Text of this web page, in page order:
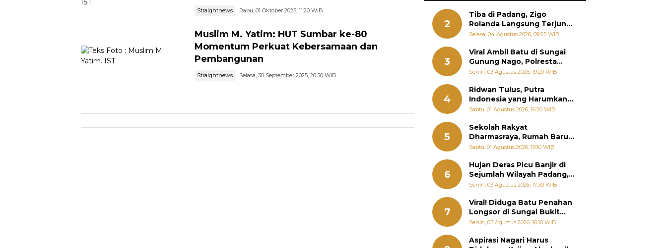
Straightnews Rabu, 01 Oktober 2025, 11:20 WIB
Muslim M. Yatim: HUT Sumbar ke-80
Momentum Perkuat Kebersamaan dan
Pembangunan
Straightnews Selasa, 30 September 2025, 20:50 WIB
2
Tiba di Padang, Zigo
Rolanda Langsung Terjun
Bantu Warga Terdampak
Selasa, 04 Agustus 2026, 09:25 WIB
3
Viral Ambil Batu di Sungai
Gunung Nago, Polresta
Padang Ungkap Fakta
Senin, 03 Agustus 2026, 19:20 WIB
4
Ridwan Tulus, Putra
Indonesia yang Harumkan
Nama Bangsa hingga
Jepang
Sabtu, 01 Agustus 2026, 16:20 WIB
5
Sekolah Rakyat
Dharmasraya, Rumah Baru
268 Anak Menggapai Mimpi
Kemiskinan
Sabtu, 01 Agustus 2026, 19:10 WIB
6
Hujan Deras Picu Banjir di
Sejumlah Wilayah Padang,
Fadly Amran Perintahkan
Senin, 03 Agustus 2026, 17:30 WIB
7
Viral! Diduga Batu Penahan
Longsor di Sungai Bukit
Nago Padang Diambil, Warga
Senin, 03 Agustus 2026, 16:10 WIB
Aspirasi Nagari Harus